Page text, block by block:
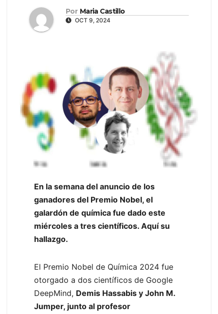
Por Maria Castillo
OCT 9, 2024
En la semana del anuncio de los
ganadores del Premio Nobel, el
galardón de química fue dado este
miércoles a tres científicos. Aquí su
hallazgo.
El Premio Nobel de Química 2024 fue
otorgado a dos científicos de Google
DeepMind, Demis Hassabis y John M.
Jumper, junto al profesor